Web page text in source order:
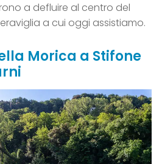
a defluire al centro del
a cui oggi assistiamo.
Morica a Stifone